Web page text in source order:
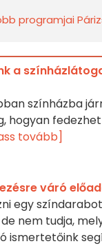
programjai
a
színházba
hogyan
tovább]
váró
egy
nem tudja,
ismertetőink